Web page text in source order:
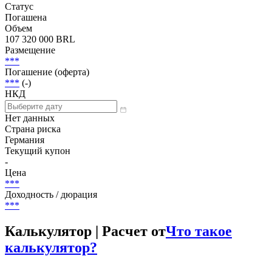
Статус
Погашена
Объем
107 320 000 BRL
Размещение
***
Погашение (оферта)
*** (-)
НКД
Нет данных
Страна риска
Германия
Текущий купон
-
Цена
***
Доходность / дюрация
***
Калькулятор | Расчет отЧто такое
калькулятор?